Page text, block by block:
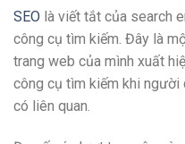
SEO là viết tắt của search
công cụ tìm kiếm. Đây là
trang web của mình xuất
công cụ tìm kiếm khi
có liên quan.